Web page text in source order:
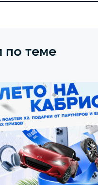
по теме